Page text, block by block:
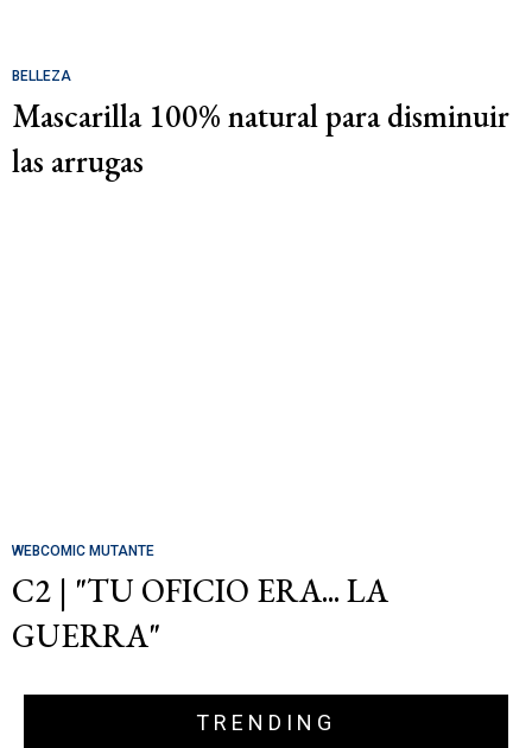
BELLEZA
Mascarilla 100% natural para disminuir
las arrugas
WEBCOMIC MUTANTE
C2 | "TU OFICIO ERA... LA
GUERRA"
TRENDING